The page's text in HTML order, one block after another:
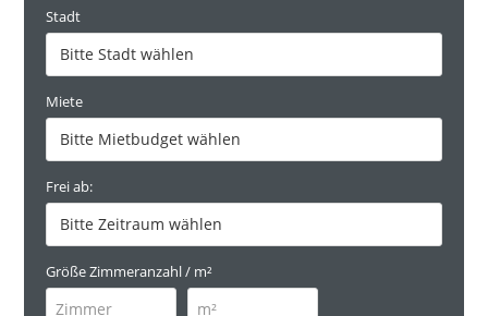
Stadt
Miete
Frei ab:
Größe Zimmeranzahl / m²